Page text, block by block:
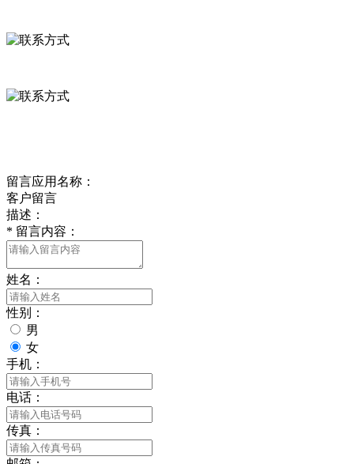
留言应用名称：
客户留言
描述：
* 留言内容：
姓名：
性别：
男
女
手机：
电话：
传真：